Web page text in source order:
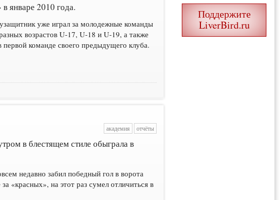
январе 2010 года.
уже играл за молодежные команды
возрастов U-17, U-18 и U-19, а также
первой команде своего предыдущего клуба.
академия отчёты
в блестящем стиле обыграла в
недавно забил победный гол в ворота
«красных», на этот раз сумел отличиться в
Поддержите
LiverBird.ru